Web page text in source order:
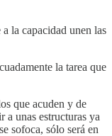
la capacidad unen las
la tarea que
que acuden y de
a unas estructuras ya
sofoca, sólo será en